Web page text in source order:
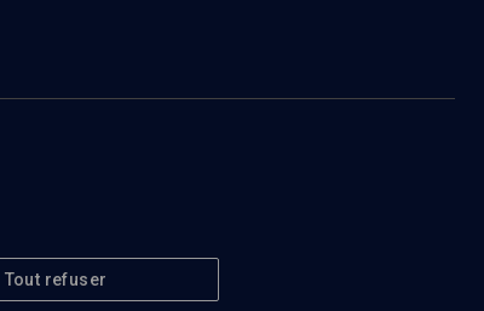
Tout refuser